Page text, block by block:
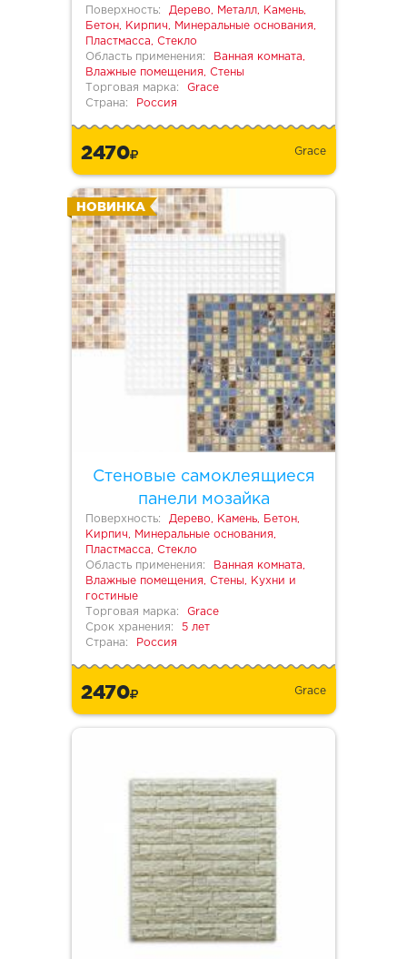
Поверхность:
Дерево, Металл, Камень,
Бетон, Кирпич, Минеральные основания,
Пластмасса, Стекло
Область применения:
Ванная комната,
Влажные помещения, Стены
Торговая марка:
Grace
Страна:
Россия
2470 Grace
Стеновые самоклеящиеся
панели мозайка
НОВИНКА
Поверхность:
Дерево, Камень, Бетон,
Кирпич, Минеральные основания,
Пластмасса, Стекло
Область применения:
Ванная комната,
Влажные помещения, Стены, Кухни и
гостиные
Торговая марка:
Grace
Срок хранения:
5 лет
Страна:
Россия
2470 Grace